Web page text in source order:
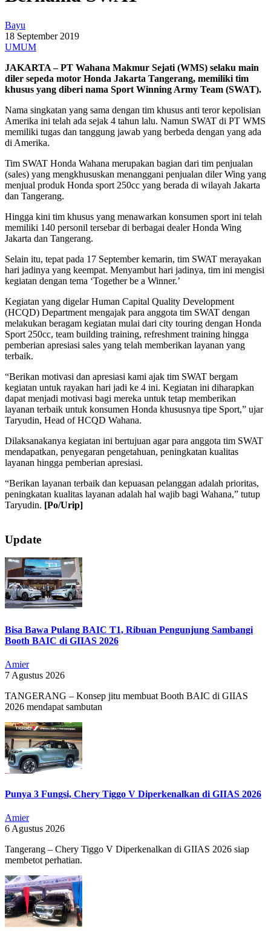
Bayu
18 September 2019
UMUM
JAKARTA – PT Wahana Makmur Sejati (WMS) selaku main
diler sepeda motor Honda Jakarta Tangerang, memiliki tim
khusus yang diberi nama Sport Winning Army Team (SWAT).
Nama singkatan yang sama dengan tim khusus anti teror kepolisian
Amerika ini telah ada sejak 4 tahun lalu. Namun SWAT di PT WMS
memiliki tugas dan tanggung jawab yang berbeda dengan yang ada
di Amerika.
Tim SWAT Honda Wahana merupakan bagian dari tim penjualan
(sales) yang mengkhususkan menanggani penjualan diler Wing yang
menjual produk Honda sport 250cc yang berada di wilayah Jakarta
dan Tangerang.
Hingga kini tim khusus yang menawarkan konsumen sport ini telah
memiliki 140 personil tersebar di berbagai dealer Honda Wing
Jakarta dan Tangerang.
Selain itu, tepat pada 17 September kemarin, tim SWAT merayakan
hari jadinya yang keempat. Menyambut hari jadinya, tim ini mengisi
kegiatan dengan tema ‘Together be a Winner.’
Kegiatan yang digelar Human Capital Quality Development
(HCQD) Department mengajak para anggota tim SWAT dengan
melakukan beragam kegiatan mulai dari city touring dengan Honda
Sport 250cc, team building training, refreshment training hingga
pemberian apresiasi sales yang telah memberikan layanan yang
terbaik.
“Berikan motivasi dan apresiasi kami ajak tim SWAT bergam
kegiatan untuk rayakan hari jadi ke 4 ini. Kegiatan ini diharapkan
dapat menjadi motivasi bagi mereka untuk tetap memberikan
layanan terbaik untuk konsumen Honda khususnya tipe Sport,” ujar
Taryudin, Head of HCQD Wahana.
Dilaksanakanya kegiatan ini bertujuan agar para anggota tim SWAT
mendapatkan, penyegaran pengetahuan, peningkatan kualitas
layanan hingga pemberian apresiasi.
“Berikan layanan terbaik dan kepuasan pelanggan adalah prioritas,
peningkatan kualitas layanan adalah hal wajib bagi Wahana,” tutup
Taryudin. [Po/Urip]
09-
18
Update
Bisa Bawa Pulang BAIC T1, Ribuan Pengunjung Sambangi
Booth BAIC di GIIAS 2026
Amier
7 Agustus 2026
TANGERANG – Konsep jitu membuat Booth BAIC di GIIAS
2026 mendapat sambutan
Punya 3 Fungsi, Chery Tiggo V Diperkenalkan di GIIAS 2026
Amier
6 Agustus 2026
Tangerang – Chery Tiggo V Diperkenalkan di GIIAS 2026 siap
membetot perhatian.